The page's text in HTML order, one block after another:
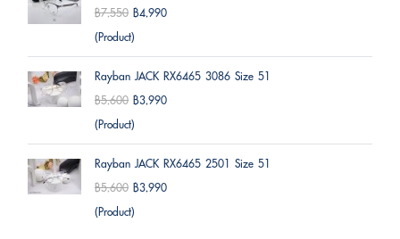
฿7,550 ฿4,990
(Product)
Rayban JACK RX6465 3086 Size 51
฿5,600 ฿3,990
(Product)
Rayban JACK RX6465 2501 Size 51
฿5,600 ฿3,990
(Product)